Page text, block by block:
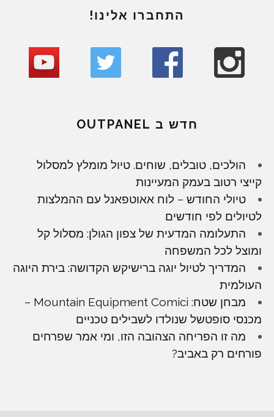
התחברו אלינו!
חדש ב OUTPANEL
הולכים, טובלים, שוחים. טיול מומלץ למסלול
קייצי רטוב בעמק המעיינות
טיולי החודש – לוח אאוטפאנל עם ההמלצות
לטיולים לפי חודשים
התעלומה המדעית של צפון הגולן: מסלול קל
ומוצל לכל המשפחה
המדריך לטיול יוגה ברישיקש הקדושה: בירת היוגה
העולמית
מבחן שטח: Mountain Equipment Comici –
מכנסי סופטשל שנולדו לשבילים טכניים
מה זו הפריחה הצהובה הזו, ומי אמר שפרחים
פורחים רק באביב?